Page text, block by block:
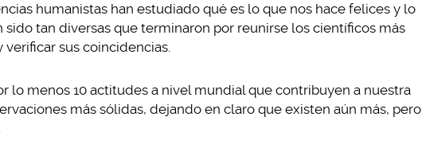
humanistas han estudiado qué es lo que nos hace felices y lo
sido tan diversas que terminaron por reunirse los científicos más
sus coincidencias.
lo menos 10 actitudes a nivel mundial que contribuyen a nuestra
más sólidas, dejando en claro que existen aún más, pero